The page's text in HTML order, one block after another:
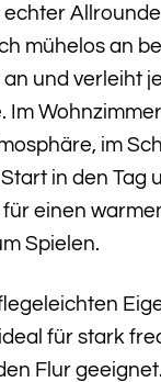
echter
mühelos an
und verleiht
Im
im
in den Tag
einen
Spielen.
für stark
Flur